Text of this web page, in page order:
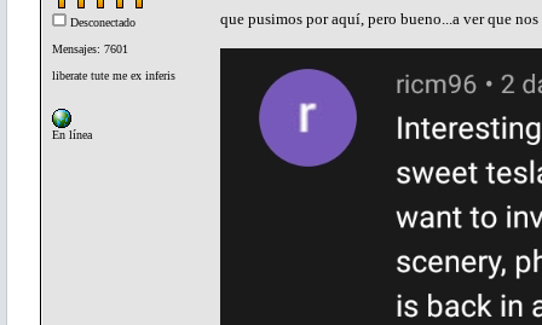
Desconectado
Mensajes: 7601
liberate tute me ex inferis
En línea
que pusimos por aquí, pero bueno...a ver que